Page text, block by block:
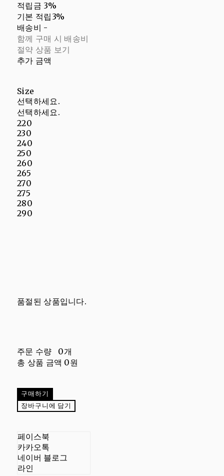
적립금 3%
기본 적립 3%
배송비 -
함께 구매 시 배송비
절약 상품 보기
추가 금액
Size
선택하세요.
선택하세요.
220
230
240
250
260
265
270
275
280
290
품절된 상품입니다.
주문 수량
0개
총 상품 금액 0원
구매하기
장바구니에 담기
페이스북
카카오톡
네이버 블로그
라인